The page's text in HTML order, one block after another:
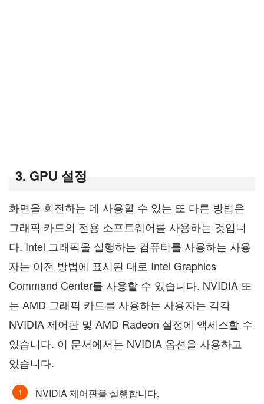
3. GPU 설정
화면을 회전하는 데 사용할 수 있는 또 다른 방법은
그래픽 카드의 전용 소프트웨어를 사용하는 것입니
다. Intel 그래픽을 실행하는 컴퓨터를 사용하는 사용
자는 이전 방법에 표시된 대로 Intel Graphics
Command Center를 사용할 수 있습니다. NVIDIA 또
는 AMD 그래픽 카드를 사용하는 사용자는 각각
NVIDIA 제어판 및 AMD Radeon 설정에 액세스할 수
있습니다. 이 문서에서는 NVIDIA 옵션을 사용하고
있습니다.
NVIDIA 제어판을 실행합니다.